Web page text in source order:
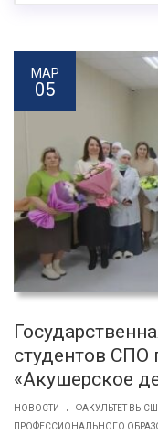
МАР
05
студентов СПО
«Акушерское
НОВОСТИ .
ФАКУЛЬТЕТ
ПРОФЕССИОНАЛЬНОГО